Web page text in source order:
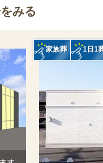
みる
家族葬 1日1